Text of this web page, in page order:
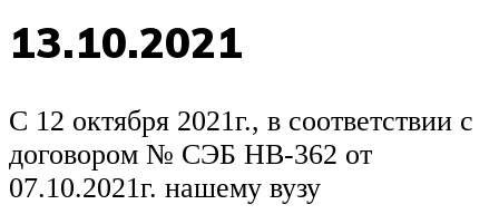
13.10.2021
С 12 октября 2021г., в соответствии с
договором № СЭБ НВ-362 от
07.10.2021г. нашему вузу